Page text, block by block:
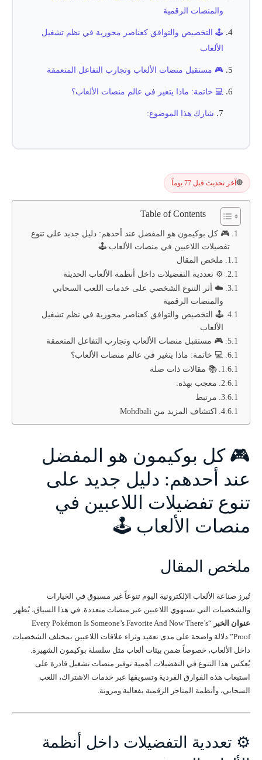
والمنصات الرقمية
🕹️ التخصيص والتوافق كعناصر محورية في نظم تشغيل
الألعاب
🎮 مستقبل منصات الألعاب وتجارب التفاعل المتعمقة
💻 خاتمة: ماذا يتغير في عالم منصات الألعاب؟
شارك هذا الموضوع:
🔴آخر تحديث قبل 77 يوماً
Table of Contents
🎮 كل بوكيمون هو المفضل عند أحدهم: دليل جديد على تنوع
تفضيلات اللاعبين في منصات الألعاب 🕹️
ملخص المقال
⚙️ تعددية التفضيلات داخل أنظمة الألعاب الحديثة
☁️ أثر التنوع الشخصي على خدمات اللعب السحابي
والمنصات الرقمية
🕹️ التخصيص والتوافق كعناصر محورية في نظم تشغيل
الألعاب
🎮 مستقبل منصات الألعاب وتجارب التفاعل المتعمقة
💻 خاتمة: ماذا يتغير في عالم منصات الألعاب؟
📚 مقالات ذات صلة
معجب بهذه:
مرتبط
اكتشاف المزيد من Mohdbali
🎮 كل بوكيمون هو المفضل
عند أحدهم: دليل جديد على
تنوع تفضيلات اللاعبين في
منصات الألعاب 🕹️
ملخص المقال
تُبرز صناعة الألعاب الإلكترونية اليوم تنوعاً غير مسبوق في الخيارات
والشخصيات التي تستهوي اللاعبين عبر منصات متعددة. في هذا السياق، يُظهر
عنوان الخبر
“Every Pokémon Is Someone’s Favorite And Now There’s
Proof” دلالة واضحة على مدى تعقيد وثراء علاقات اللاعبين بمختلف الشخصيات
داخل الألعاب، خصوصاً ضمن بيئات ألعاب مثل سلسلة بوكيمون الشهيرة.
يُعكس هذا التنوع في التفضيلات أهمية توفير منصات تشغيل قادرة على
استيعاب هذه الفوارق الفردية وتسويقها عبر خدمات الاشتراك، اللعب
السحابي، وأنظمة المتاجر الرقمية بفعالية ومرونة.
⚙️ تعددية التفضيلات داخل أنظمة